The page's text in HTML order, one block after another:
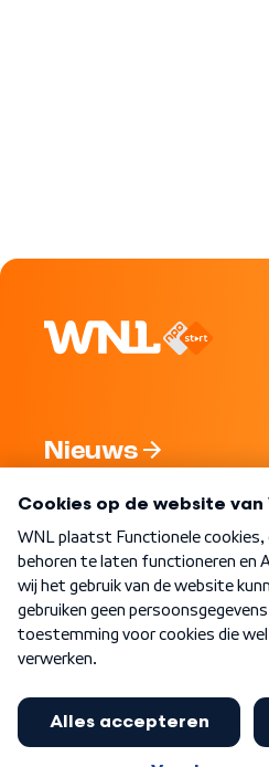
Nieuws
Nieuwsbrief
Word Lid